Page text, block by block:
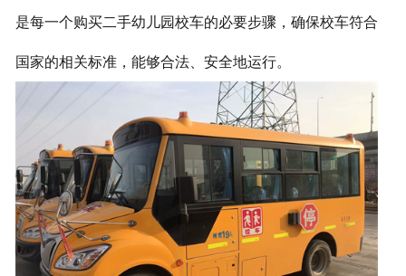
是每一个购买二手幼儿园校车的必要步骤，确保校车符合
国家的相关标准，能够合法、安全地运行。